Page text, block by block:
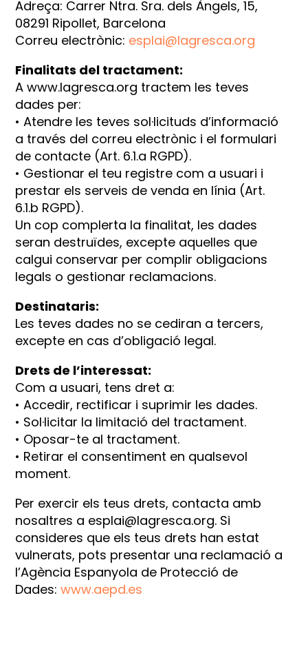
Adreça: Carrer Ntra. Sra. dels Àngels, 15,
08291 Ripollet, Barcelona
Correu electrònic: esplai@lagresca.org
Finalitats del tractament:
Awww.lagresca.org tractem les teves
dades per:
• Atendre les teves sol·licituds d’informació
a través del correu electrònic i el formulari
de contacte (Art. 6.1.a RGPD).
• Gestionar el teu registre com a usuari i
prestar els serveis de venda en línia (Art.
6.1.b RGPD).
Un cop complerta la finalitat, les dades
seran destruïdes, excepte aquelles que
calgui conservar per complir obligacions
legals o gestionar reclamacions.
Destinataris:
Les teves dades no se cediran a tercers,
excepte en cas d’obligació legal.
Drets de l’interessat:
Com a usuari, tens dret a:
• Accedir, rectificar i suprimir les dades.
• Sol·licitar la limitació del tractament.
• Oposar-te al tractament.
• Retirar el consentiment en qualsevol
moment.
Per exercir els teus drets, contacta amb
nosaltres a esplai@lagresca.org. Si
consideres que els teus drets han estat
vulnerats, pots presentar una reclamació a
l’Agència Espanyola de Protecció de
Dades: www.aepd.es